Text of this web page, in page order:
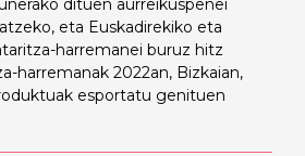
dituen aurreikuspenei
eta Euskadirekiko eta
harremanei buruz hitz
harremanak 2022an, Bizkaian,
esportatu genituen